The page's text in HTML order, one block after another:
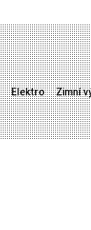
Elektro Zimní